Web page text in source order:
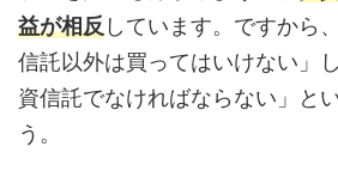
益が相反しています。ですから
信託以外は買ってはいけない」
資信託でなければならない」と
う。